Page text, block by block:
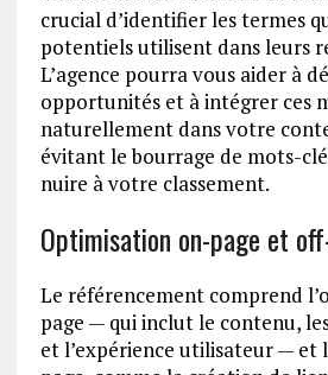
crucial d’identifier les termes
potentiels utilisent dans leurs
L’agence pourra vous aider à
opportunités et à intégrer ces
naturellement dans votre
évitant le bourrage de mots-
nuire à votre classement.
Optimisation on-page et
Le référencement comprend
page — qui inclut le contenu,
et l’expérience utilisateur — et